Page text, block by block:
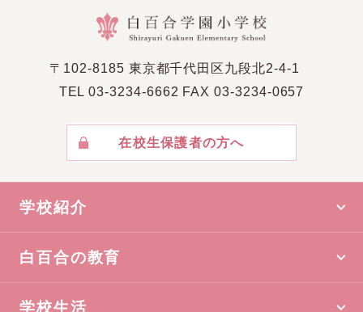
〒102-8185 東京都千代⽥区九段北2-4-1
TEL 03-3234-6662 FAX 03-3234-0657
在校⽣保護者の⽅へ
学校紹介
白百合の教育
学校生活